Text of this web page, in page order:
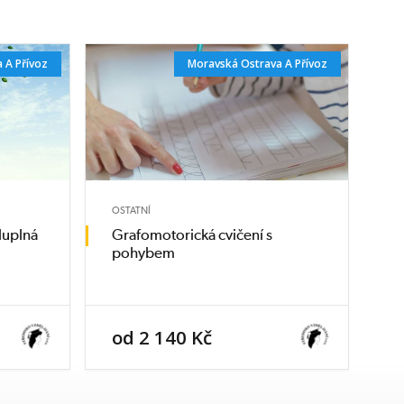
A Přívoz Moravská Ostrava A Přívoz
OSTATNÍ
Grafomotorická cvičení s
pohybem
od 2 140 Kč